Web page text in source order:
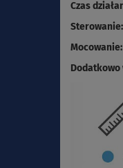
Czas
Sterowanie:
Mocowanie:
Dodatkowo